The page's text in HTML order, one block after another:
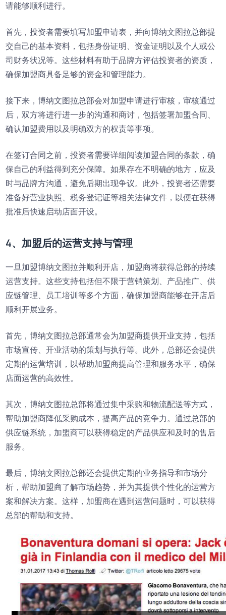
请能够顺利进行。
首先，投资者需要填写加盟申请表，并向博纳文图拉总部提
交自己的基本资料，包括身份证明、资金证明以及个人或公
司财务状况等。这些材料有助于品牌方评估投资者的资质，
确保加盟商具备足够的资金和管理能力。
接下来，博纳文图拉总部会对加盟申请进行审核，审核通过
后，双方将进行进一步的沟通和商讨，包括签署加盟合同、
确认加盟费用以及明确双方的权责等事项。
在签订合同之前，投资者需要详细阅读加盟合同的条款，确
保自己的利益得到充分保障。如果存在不明确的地方，应及
时与品牌方沟通，避免后期出现争议。此外，投资者还需要
准备好营业执照、税务登记证等相关法律文件，以便在获得
批准后快速启动店面开设。
4、加盟后的运营支持与管理
一旦加盟博纳文图拉并顺利开店，加盟商将获得总部的持续
运营支持。这些支持包括但不限于营销策划、产品推广、供
应链管理、员工培训等多个方面，确保加盟商能够在开店后
顺利开展业务。
首先，博纳文图拉总部通常会为加盟商提供开业支持，包括
市场宣传、开业活动的策划与执行等。此外，总部还会提供
定期的运营培训，以帮助加盟商提高管理和服务水平，确保
店面运营的高效性。
其次，博纳文图拉总部将通过集中采购和物流配送等方式，
帮助加盟商降低采购成本，提高产品的竞争力。通过总部的
供应链系统，加盟商可以获得稳定的产品供应和及时的售后
服务。
最后，博纳文图拉总部还会提供定期的业务指导和市场分
析，帮助加盟商了解市场趋势，并为其提供个性化的运营方
案和解决方案。这样，加盟商在遇到运营问题时，可以获得
总部的帮助和支持。